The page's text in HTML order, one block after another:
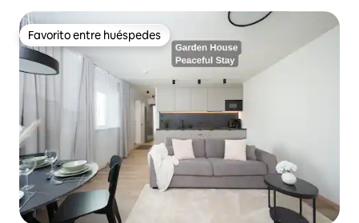
Favorito entre huéspedes
Favorito entre huéspedes